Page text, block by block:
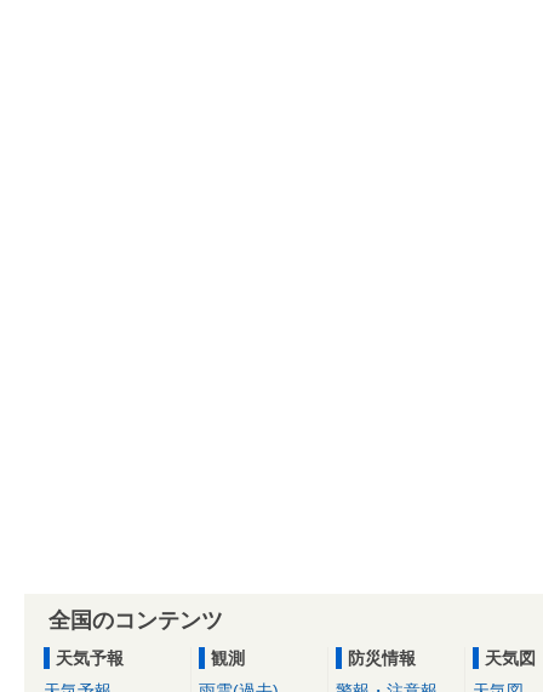
全国のコンテンツ
天気予報
観測
防災情報
天気図